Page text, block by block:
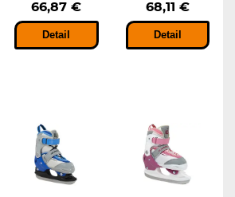
66,87 €
Detail
68,11 €
Detail